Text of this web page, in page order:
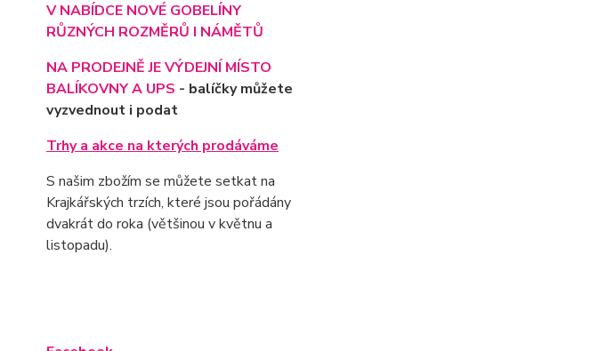
V NABÍDCE NOVÉ GOBELÍNY
RŮZNÝCH ROZMĚRŮ I NÁMĚTŮ
NA PRODEJNĚ JE VÝDEJNÍ MÍSTO
BALÍKOVNY A UPS - balíčky můžete
vyzvednout i podat
Trhy a akce na kterých prodáváme
S našim zbožím se můžete setkat na
Krajkářských trzích, které jsou pořádány
dvakrát do roka (většinou v květnu a
listopadu).